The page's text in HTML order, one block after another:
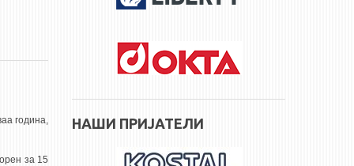
година,
за 15
НАШИ ПРИЈАТЕЛИ